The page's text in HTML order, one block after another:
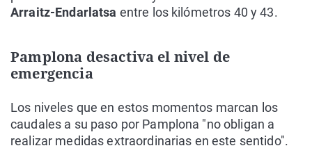
Arraitz-Endarlatsa entre los kilómetros 40 y 43.
Pamplona desactiva el nivel de
emergencia
Los niveles que en estos momentos marcan los
caudales a su paso por Pamplona "no obligan a
realizar medidas extraordinarias en este sentido".